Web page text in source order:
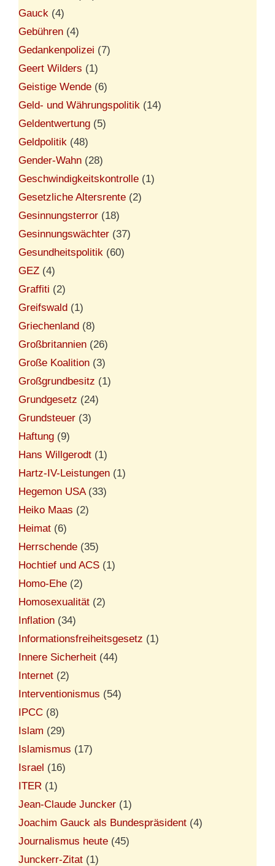
Gauck (4)
Gebühren (4)
Gedankenpolizei (7)
Geert Wilders (1)
Geistige Wende (6)
Geld- und Währungspolitik (14)
Geldentwertung (5)
Geldpolitik (48)
Gender-Wahn (28)
Geschwindigkeitskontrolle (1)
Gesetzliche Altersrente (2)
Gesinnungsterror (18)
Gesinnungswächter (37)
Gesundheitspolitik (60)
GEZ (4)
Graffiti (2)
Greifswald (1)
Griechenland (8)
Großbritannien (26)
Große Koalition (3)
Großgrundbesitz (1)
Grundgesetz (24)
Grundsteuer (3)
Haftung (9)
Hans Willgerodt (1)
Hartz-IV-Leistungen (1)
Hegemon USA(33)
Heiko Maas (2)
Heimat (6)
Herrschende (35)
Hochtief und ACS (1)
Homo-Ehe (2)
Homosexualität (2)
Inflation (34)
Informationsfreiheitsgesetz (1)
Innere Sicherheit (44)
Internet (2)
Interventionismus (54)
IPCC (8)
Islam (29)
Islamismus (17)
Israel (16)
ITER (1)
Jean-Claude Juncker (1)
Joachim Gauck als Bundespräsident (4)
Journalismus heute (45)
Junckerr-Zitat (1)